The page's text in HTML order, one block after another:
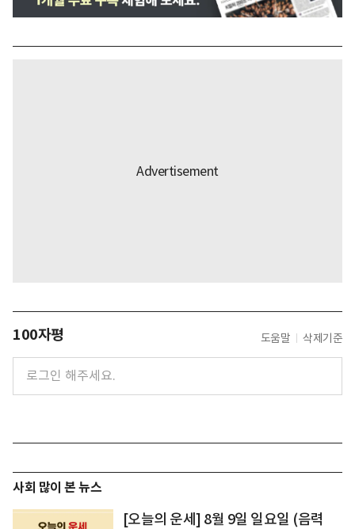
100자평 도움말 삭제기준
사회 많이 본 뉴스
[오늘의 운세] 8월 9일 일요일 (음력